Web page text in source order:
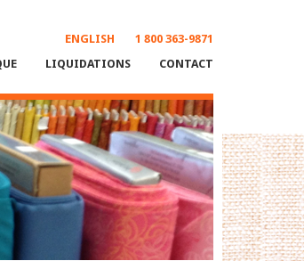
ENGLISH
1 800 363-9871
LIQUIDATIONS CONTACT